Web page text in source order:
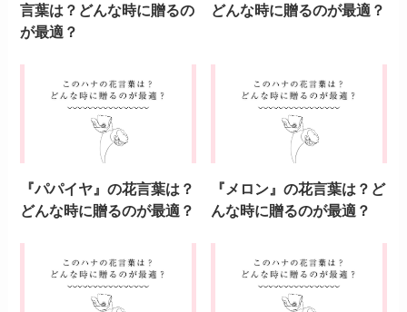
言葉は？どんな時に贈るの
が最適？
どんな時に贈るのが最適？
『パパイヤ』の花言葉は？
どんな時に贈るのが最適？
『メロン』の花言葉は？ど
んな時に贈るのが最適？